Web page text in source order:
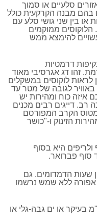
סלעיים או סמוך
בהם מבנה הקרקעית כולל
או בין שני גושי סלע עם
ממוקמים
להימצא ממש
דרמטיות
זהו דג אגרסיבי מאוד
לראות לוקוסים במשקלים
באוויר לגובה של מטר עד
איזה כוח ומהירות יש
רב. דייגים רבים מכנים
הקרב המפורסם
הזינוק ו-"כושר
היא בסוף
סוף פברואר.
שעות הדמדומים. גם
אפורה ללא שמש נרשמו
ים מומלצים: גלים עד גובה 80 ס"מ בעיקר או ים גבה-גלי או